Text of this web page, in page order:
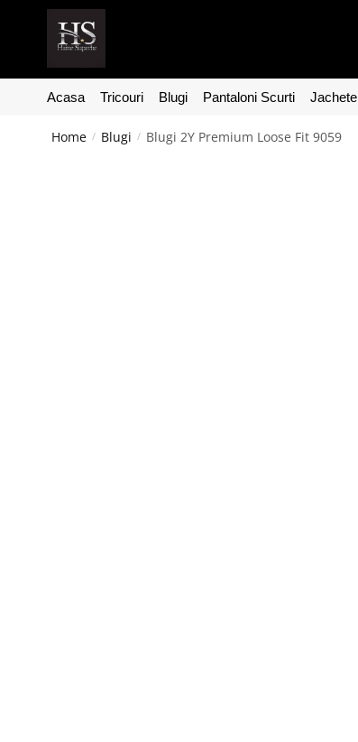
Acasa Tricouri Blugi Pantaloni Scurti Jachete
Home / Blugi / Blugi 2Y Premium Loose Fit 9059